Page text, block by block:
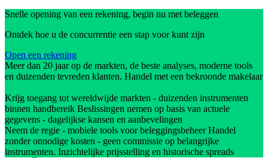
Snelle opening van een rekening, begin nu met beleggen
Ontdek hoe u de concurrentie een stap voor kunt zijn
Open een rekening
Meer dan 20 jaar op de markten, de beste analyses, moderne tools
en duizenden tevreden klanten. Handel met een bekroonde makelaar
Krijg toegang tot wereldwijde markten - duizenden instrumenten
binnen handbereik Beslissingen nemen op basis van actuele
gegevens - dagelijkse kansen en aanbevelingen
Neem de regie - mobiele tools voor beleggingsbeheer Handel
zonder onnodige kosten - geen commissie op belangrijke
instrumenten. Inzichtelijke prijsstelling en historische spreads